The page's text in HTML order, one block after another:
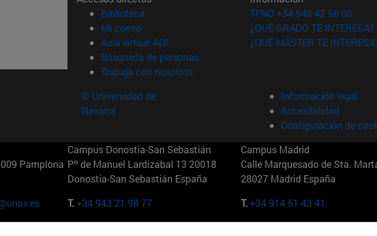
Biblioteca (abre en nueva ventana)
Mi correo(abre en nueva ventana)
Aula virtual ADI (abre en nueva ventana)
Búsqueda de personas(abre en nueva ventana)
Trabaja con nosotros(abre en nueva ventana)
TFNO +34 948 42 56 00
¿QUÉ GRADO TE INTERESA?
¿QUÉ MÁSTER TE
© Universidad de
Navarra
Información legal
Accesibilidad
Configuración de
Pamplona
Campus Donostia-San Sebastián
Pº de Manuel Lardizabal 13 20018
Donostia-San Sebastián España
T.+34 943 21 98 77
Campus Madrid
Calle Marquesado de Sta.
28027 Madrid España
T.+34 914 51 43 41